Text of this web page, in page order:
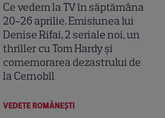
Ce vedem la TV în săptămâna
20-26 aprilie. Emisiunea lui
Denise Rifai, 2 seriale noi, un
thriller cu Tom Hardy și
comemorarea dezastrului de
la Cernobîl
VEDETE ROMÂNEŞTI